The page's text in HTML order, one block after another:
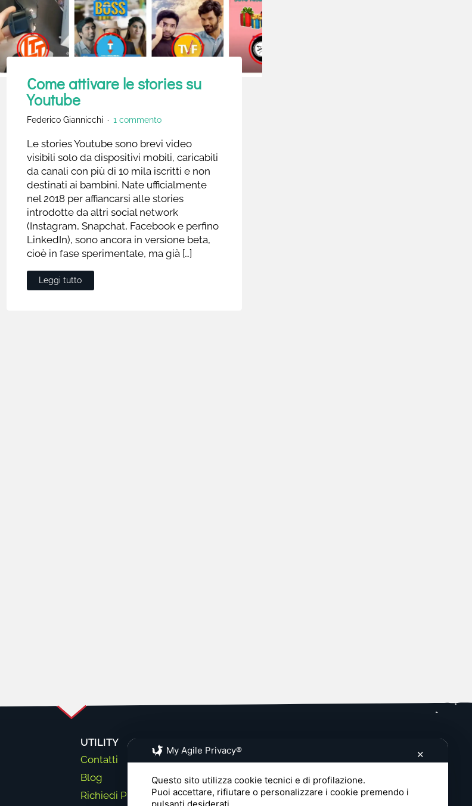
Come attivare le stories su
Youtube
Federico Giannicchi 1 commento
Le stories Youtube sono brevi video
visibili solo da dispositivi mobili, caricabili
da canali con più di 10 mila iscritti e non
destinati ai bambini. Nate ufficialmente
nel 2018 per affiancarsi alle stories
introdotte da altri social network
(Instagram, Snapchat, Facebook e perfino
LinkedIn), sono ancora in versione beta,
cioè in fase sperimentale, ma già […]
Leggi tutto
UTILITY
Contatti
Blog
Richiedi Preventivo
Linkedin
Instagram
TikTok
My Agile Privacy® ✕
Questo sito utilizza cookie tecnici e di profilazione.
Puoi accettare, rifiutare o personalizzare i cookie premendo i
pulsanti desiderati.